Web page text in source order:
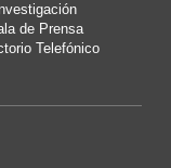
Investigación
de Prensa
Telefónico